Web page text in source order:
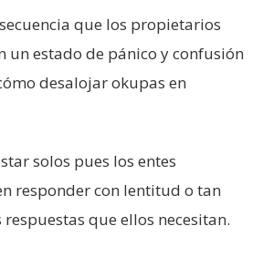
que los propietarios
un estado de pánico y confusión
desalojar okupas en
solos pues los entes
responder con lentitud o tan
que ellos necesitan.